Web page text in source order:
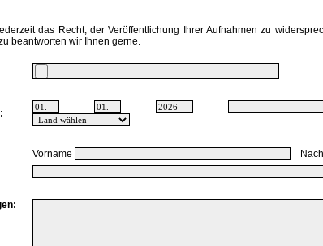
das Recht, der Veröffentlichung Ihrer Aufnahmen zu
beantworten wir Ihnen gerne.
Vorname